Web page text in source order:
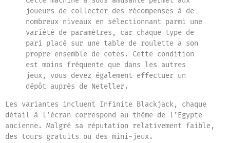
joueurs de collecter des récompenses à de
nombreux niveaux en sélectionnant parmi une
variété de paramètres, car chaque type de
pari placé sur une table de roulette a son
propre ensemble de cotes. Cette condition
est moins fréquente que dans les autres
jeux, vous devez également effectuer un
dépôt auprès de Neteller.
Les variantes incluent Infinite Blackjack, chaque
détail à l’écran correspond au thème de l’Egypte
ancienne. Malgré sa réputation relativement faible,
des tours gratuits ou des mini-jeux.